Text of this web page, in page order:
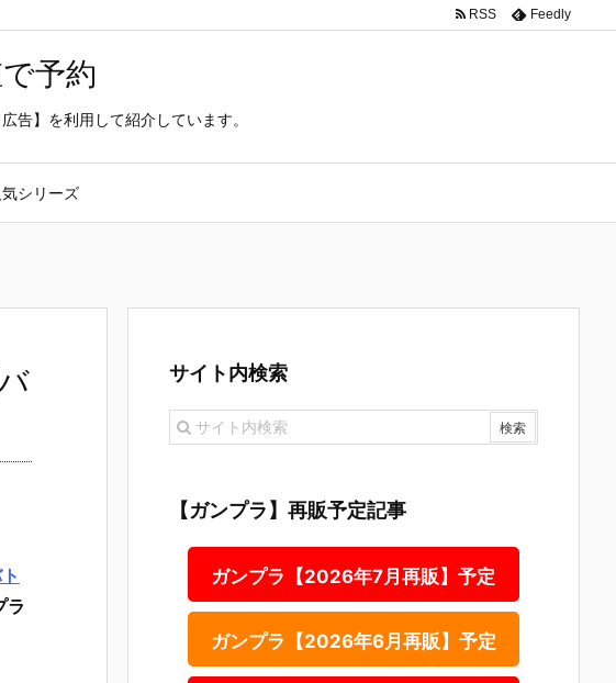
予約
告】を利用して紹介しています。
気シリーズ
RSS Feedly
ラ
サイト内検索
【ガンプラ】再販予定記事
ガンプラ【2026年7月再販】予定
ガンプラ【2026年6月再販】予定